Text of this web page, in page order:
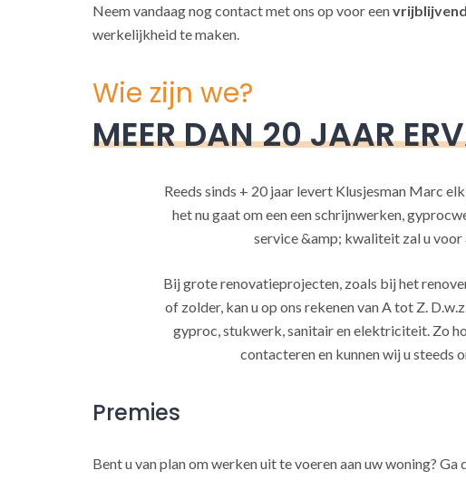
Neem vandaag nog contact met ons op voor een
werkelijkheid te maken.
Wie zijn we?
MEER DAN 20 JAAR
Reeds sinds + 20 jaar levert Klusjesman Marc
het nu gaat om een een schrijnwerken,
service &amp; kwaliteit zal u voor
Bij grote renovatieprojecten, zoals bij het
of zolder, kan u op ons rekenen van A tot Z.
gyproc, stukwerk, sanitair en elektriciteit. Zo
contacteren en kunnen wij u steeds
Premies
Bent u van plan om werken uit te voeren aan uw woning?